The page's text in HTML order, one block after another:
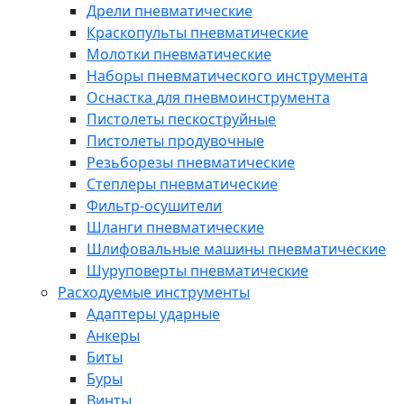
Дрели пневматические
Краскопульты пневматические
Молотки пневматические
Наборы пневматического инструмента
Оснастка для пневмоинструмента
Пистолеты пескоструйные
Пистолеты продувочные
Резьборезы пневматические
Степлеры пневматические
Фильтр-осушители
Шланги пневматические
Шлифовальные машины пневматические
Шуруповерты пневматические
Расходуемые инструменты
Адаптеры ударные
Анкеры
Биты
Буры